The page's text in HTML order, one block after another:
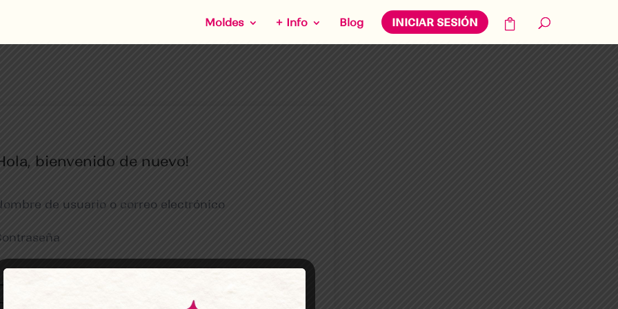
Moldes + Info Blog INICIAR SESIÓN
bienvenido de nuevo!